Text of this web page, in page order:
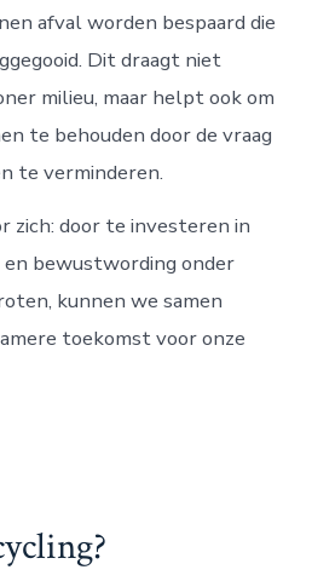
afval worden bespaard die
Dit draagt niet
milieu, maar helpt ook om
te behouden door de vraag
te verminderen.
zich: door te investeren in
en bewustwording onder
kunnen we samen
toekomst voor onze